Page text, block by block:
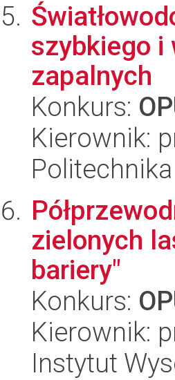
szybkiego i
zapalnych
Konkurs:
Kierownik:
zielonych
bariery"
Konkurs:
Kierownik:
Instytut